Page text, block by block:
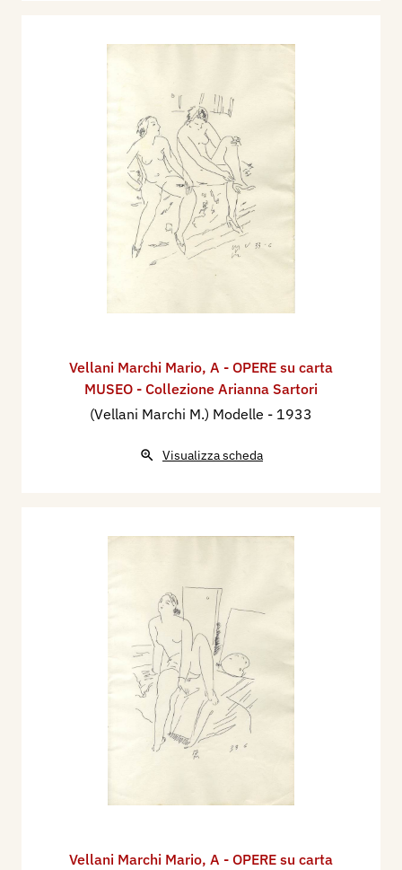
Vellani Marchi Mario, A - OPERE su carta
MUSEO - Collezione Arianna Sartori
(Vellani Marchi M.) Modelle - 1933
Visualizza scheda
Vellani Marchi Mario, A - OPERE su carta